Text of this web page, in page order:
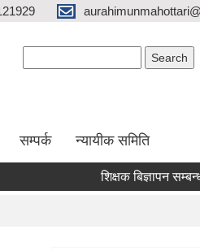
सम्पर्क न्यायीक समिति
शिक्षक बिज्ञापन सम्बन्धमा।